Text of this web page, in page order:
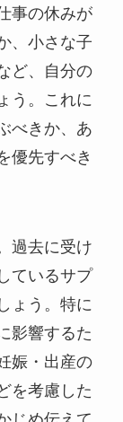
事の休みが
、小さな子
ど、自分の
う。これに
べきか、あ
優先すべき
過去に受け
ているサプ
ょう。特に
影響するた
娠・出産の
を考慮した